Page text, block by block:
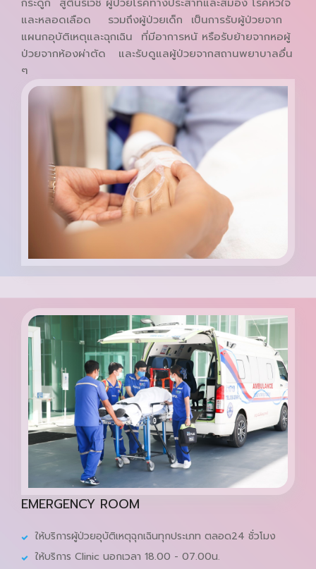
และหลอดเลือด รวมถึงผู้ป่วยเด็ก เป็นการรับผู้ป่วยจาก
แผนกอุบัติเหตุและฉุกเฉิน ที่มีอาการหนั หรือรับย้ายจากหอผู้
ป่วยจากห้องผ่าตัด และรับดูแลผู้ป่วยจากสถานพยาบาลอื่น
ๆ
EMERGENCY ROOM
ให้บริการผู้ป่วยอุบัติเหตุฉุกเฉินทุกประเภท ตลอด24 ชั่วโมง
ให้บริการ Clinic นอกเวลา 18.00 - 07.00น.